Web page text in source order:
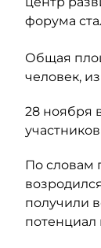
форума
Общая
человек,
28 ноября
По словам
получили
потенциал